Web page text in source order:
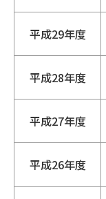
平成29年度
平成28年度
平成27年度
平成26年度